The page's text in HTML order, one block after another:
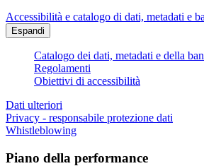
Accessibilità e catalogo di dati, metadati e
Espandi
Catalogo dei dati, metadati e della
Regolamenti
Obiettivi di accessibilità
Dati ulteriori
Privacy - responsabile protezione dati
Whistleblowing
Piano della performance